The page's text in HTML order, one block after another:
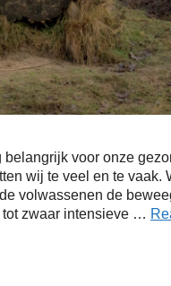
belangrijk voor onze
wij te veel en te
volwassenen de
tot zwaar intensieve …